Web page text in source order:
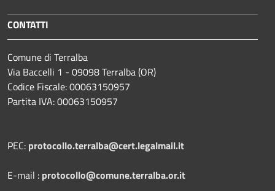
CONTATTI
Comune di Terralba
Via Baccelli 1 - 09098 Terralba (OR)
Codice Fiscale: 00063150957
Partita IVA: 00063150957
PEC: protocollo.terralba@cert.legalmail.it
E-mail : protocollo@comune.terralba.or.it